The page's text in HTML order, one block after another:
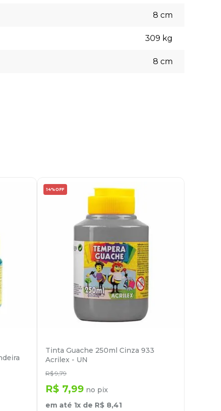
8 cm
309 kg
8 cm
14% OFF
Tinta Guache 250ml Cinza 933
Acrilex - UN
R$ 9,79
R$ 7,99 no pix
em até 1x de R$ 8,41